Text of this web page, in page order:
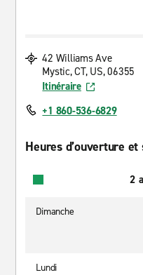
42 Williams Ave
Mystic, CT, US, 06355
Itinéraire
+1 860-536-6829
Heures d’ouverture
2
Dimanche
Lundi